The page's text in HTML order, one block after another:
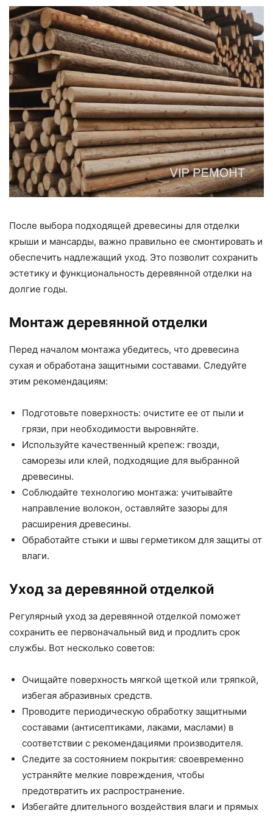
После выбора подходящей древесины для отделки
крыши и мансарды, важно правильно ее смонтировать и
обеспечить надлежащий уход. Это позволит сохранить
эстетику и функциональность деревянной отделки на
долгие годы.
Монтаж деревянной отделки
Перед началом монтажа убедитесь, что древесина
сухая и обработана защитными составами. Следуйте
этим рекомендациям:
Подготовьте поверхность: очистите ее от пыли и
грязи, при необходимости выровняйте.
Используйте качественный крепеж: гвозди,
саморезы или клей, подходящие для выбранной
древесины.
Соблюдайте технологию монтажа: учитывайте
направление волокон, оставляйте зазоры для
расширения древесины.
Обработайте стыки и швы герметиком для защиты от
влаги.
Уход за деревянной отделкой
Регулярный уход за деревянной отделкой поможет
сохранить ее первоначальный вид и продлить срок
службы. Вот несколько советов:
Очищайте поверхность мягкой щеткой или тряпкой,
избегая абразивных средств.
Проводите периодическую обработку защитными
составами (антисептиками, лаками, маслами) в
соответствии с рекомендациями производителя.
Следите за состоянием покрытия: своевременно
устраняйте мелкие повреждения, чтобы
предотвратить их распространение.
Избегайте длительного воздействия влаги и прямых